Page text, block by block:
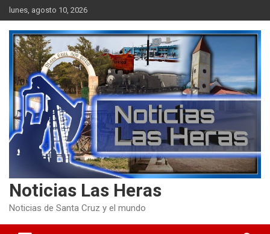
Skip
to
content
lunes, agosto 10, 2026
Noticias Las Heras
Noticias de Santa Cruz y el mundo